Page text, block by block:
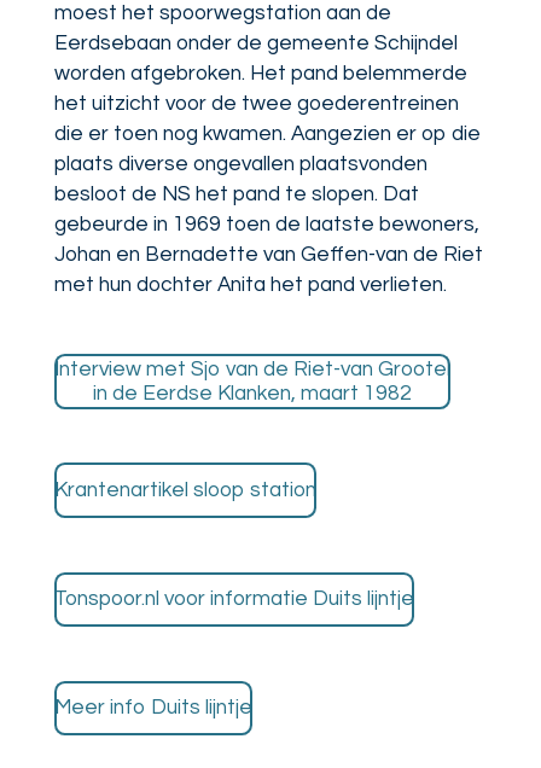
moest het spoorwegstation aan de
Eerdsebaan onder de gemeente Schijndel
worden afgebroken. Het pand belemmerde
het uitzicht voor de twee goederentreinen
die er toen nog kwamen. Aangezien er op die
plaats diverse ongevallen plaatsvonden
besloot de NS het pand te slopen. Dat
gebeurde in 1969 toen de laatste bewoners,
Johan en Bernadette van Geffen-van de Riet
met hun dochter Anita het pand verlieten.
Interview met Sjo van de Riet-van Grootel
in de Eerdse Klanken, maart 1982
Krantenartikel sloop station
Tonspoor.nl voor informatie Duits lijntje
Meer info Duits lijntje